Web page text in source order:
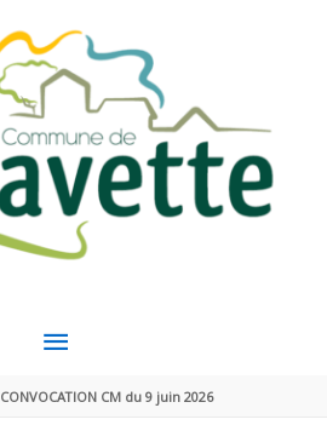
MENU
PRINCIPAL
CONVOCATION CM du 9 juin 2026